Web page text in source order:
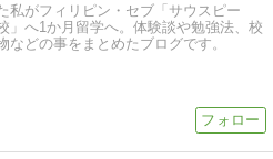
私がフィリピン・セブ「サウスピー
」へ1か月留学へ。体験談や勉強法、校
などの事をまとめたブログです。